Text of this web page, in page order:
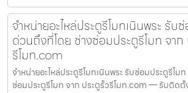
จำหน่ายอะไหล่ประตูรีโมทเนินพระ รับ
ด่วนถึงที่โดย ช่างซ่อมประตูรีโมท จาก
รีโมท.com
จำหน่ายอะไหล่ประตูรีโมทเนินพระ รับซ่อมประตูรีโม
ซ่อมประตูรีโมท จาก ประตูรั้วรีโมท.com — รับติดตั้